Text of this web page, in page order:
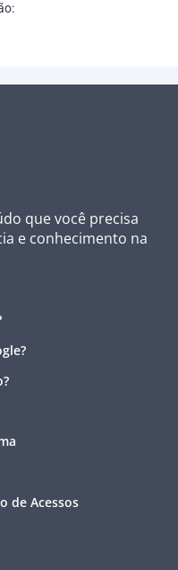
que você precisa
e conhecimento na
de Acessos